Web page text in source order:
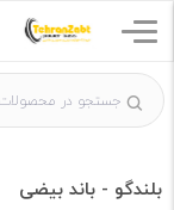
بلندگو - باند بیضی